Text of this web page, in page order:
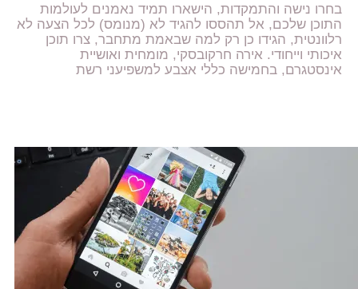
בחרו נישה והתמקדות, הישארו תמיד נאמנים לעולמות
התוכן שלכם, אל תהססו להגיד לא (מנומס) לכל הצעה לא
רלוונטית, הגידו כן רק למה שבאמת מתחבר, צרו תוכן
איכותי וייחודי. אירה חרקובסקי, מומחית ואושיית
אינסטגרם, בחמישה כללי אצבע למשפיעני רשת